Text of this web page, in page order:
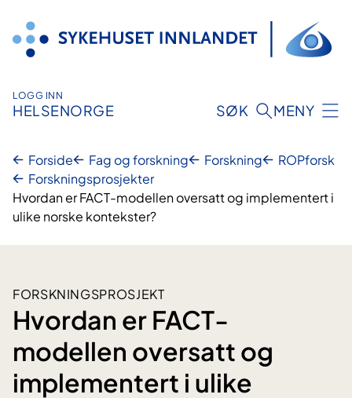
innhold
LOGG INN
HELSENORGE SØK MENY
Forside Fag og forskning Forskning
ROPforsk
Forskningsprosjekter
Hvordan er FACT-modellen oversatt og implementert i
ulike norske kontekster?
FORSKNINGSPROSJEKT
Hvordan er FACT-
modellen oversatt og
implementert i ulike